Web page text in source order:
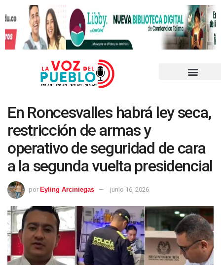
En Roncesvalles habrá ley seca,
restricción de armas y
operativo de seguridad de cara
a la segunda vuelta presidencial
por Eyling Arciniegas junio 16, 2026